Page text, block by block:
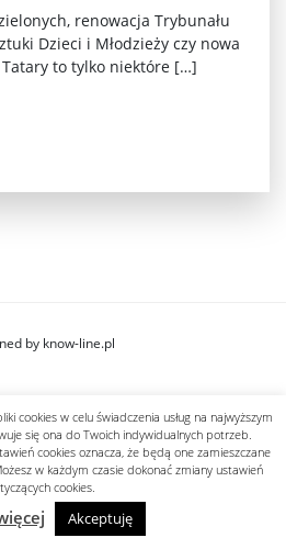
renowacja Trybunału
Dzieci i Młodzieży czy nowa
to tylko niektóre […]
by know-line.pl
cookies w celu świadczenia usług na najwyższym
się ona do Twoich indywidualnych potrzeb.
cookies oznacza, że będą one zamieszczane
w każdym czasie dokonać zmiany ustawień
cookies.
Akceptuję